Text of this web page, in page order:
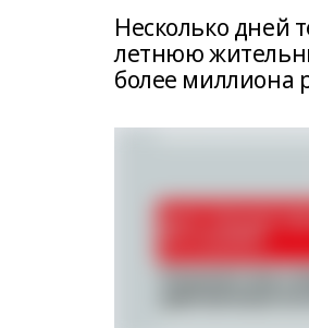
Несколько дней
летнюю
более миллиона